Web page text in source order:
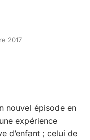
2017
nouvel épisode en
expérience
d’enfant ; celui de